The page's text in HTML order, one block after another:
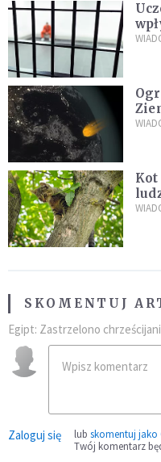
Kot
SKOMENTUJ
Egipt: Zastrzelono
Zaloguj się lub skomentuj jako
Twój komentarz